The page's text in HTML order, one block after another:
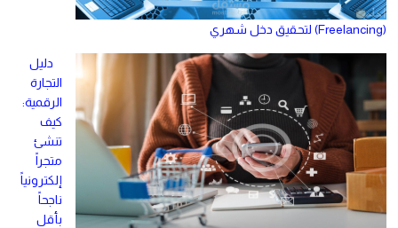
(Freelancing) لتحقيق دخل شهري
دليل
التجارة
الرقمية:
كيف
تنشئ
متجراً
إلكترونياً
ناجحاً
بأقل